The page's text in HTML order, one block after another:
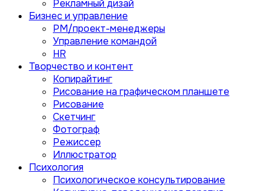
Рекламный дизай
Бизнес и управление
PM/проект-менеджеры
Управление командой
HR
Творчество и контент
Копирайтинг
Рисование на графическом планшете
Рисование
Скетчинг
Фотограф
Режиссер
Иллюстратор
Психология
Психологическое консультирование